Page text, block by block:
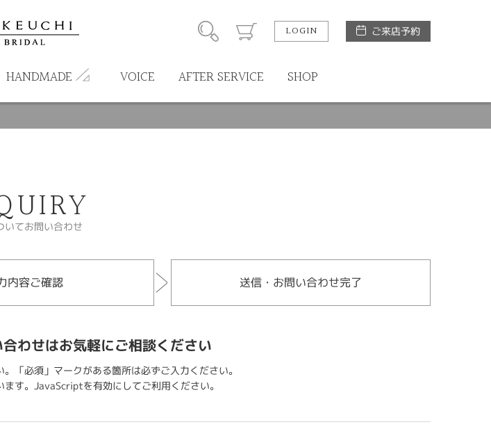
LOGIN ご来店予約
HANDMADE VOICE AFTER SERVICE SHOP
いてお問い合わせ
内容ご確認 送信・お問い合わせ完了
わせはお気軽にご相談ください
「必須」マークがある箇所は必ずご入力ください。
す。JavaScriptを有効にしてご利用ください。